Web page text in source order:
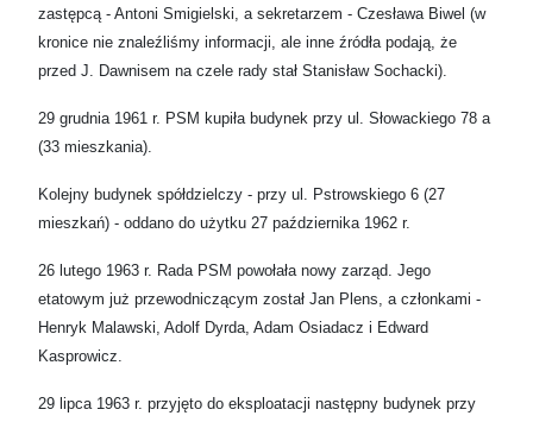
zastępcą - Antoni Smigielski, a sekretarzem - Czesława Biwel (w
kronice nie znaleźliśmy informacji, ale inne źródła podają, że
przed J. Dawnisem na czele rady stał Stanisław Sochacki).
29 grudnia 1961 r. PSM kupiła budynek przy ul. Słowackiego 78 a
(33 mieszkania).
Kolejny budynek spółdzielczy - przy ul. Pstrowskiego 6 (27
mieszkań) - oddano do użytku 27 października 1962 r.
26 lutego 1963 r. Rada PSM powołała nowy zarząd. Jego
etatowym już przewodniczącym został Jan Plens, a członkami -
Henryk Malawski, Adolf Dyrda, Adam Osiadacz i Edward
Kasprowicz.
29 lipca 1963 r. przyjęto do eksploatacji następny budynek przy